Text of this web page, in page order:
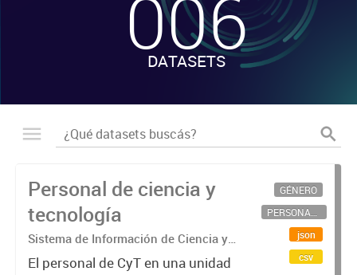
006
DATASETS
Personal de ciencia y
tecnología
Sistema de Información de Ciencia y
Tecnología Argentino (SICYTAR)
El personal de CyT en una unidad
GÉNERO
PERSONAL CIENTÍFICO-TECNOLÓGICO
json
csv